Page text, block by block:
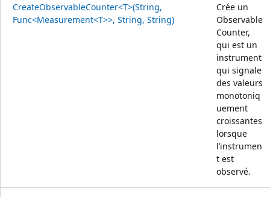
CreateObservableCounter<T>(String,
Func<Measurement<T>>, String, String)
Crée un
Observable
Counter,
qui est un
instrument
qui signale
des valeurs
monotoniq
uement
croissantes
lorsque
l’instrumen
t est
observé.